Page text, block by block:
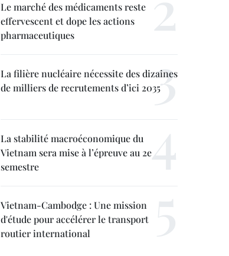
Le marché des médicaments reste
effervescent et dope les actions
pharmaceutiques
La filière nucléaire nécessite des dizaines
de milliers de recrutements d’ici 2035
La stabilité macroéconomique du
Vietnam sera mise à l’épreuve au 2e
semestre
Vietnam-Cambodge : Une mission
d'étude pour accélérer le transport
routier international